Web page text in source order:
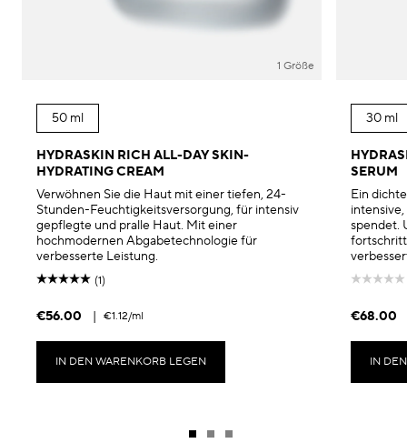
1 Größe
50 ml
HYDRASKIN RICH ALL-DAY SKIN-
HYDRATING CREAM
Verwöhnen Sie die Haut mit einer tiefen, 24-
Stunden-Feuchtigkeitsversorgung, für intensiv
gepflegte und pralle Haut. Mit einer
hochmodernen Abgabetechnologie für
verbesserte Leistung.
(1)
€56.00 | €1.12/ml
IN DEN WARENKORB LEGEN
30 ml
SERUM
Ein
spendet.
€68.00
IN